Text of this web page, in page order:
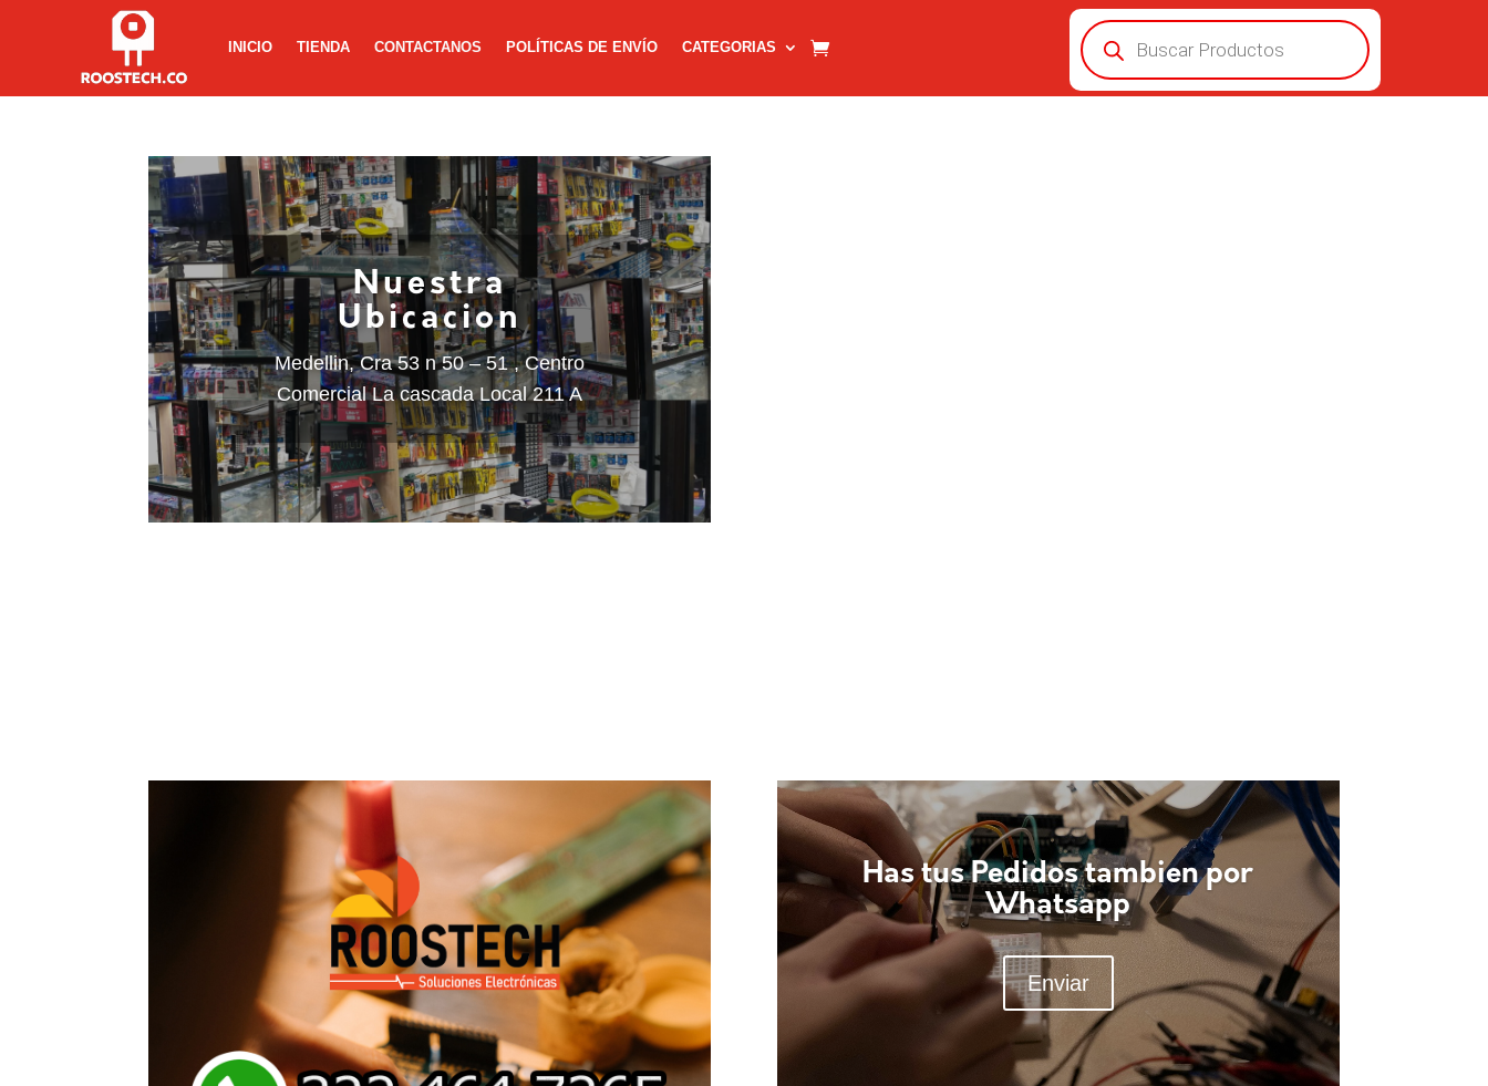
INICIO TIENDA CONTACTANOS POLÍTICAS DE ENVÍO CATEGORIAS
Búsqueda
de
productos
Nuestra
Ubicacion
Medellin, Cra 53 n 50 – 51 , Centro
Comercial La cascada Local 211 A
Has tus Pedidos tambien por
Whatsapp
Enviar